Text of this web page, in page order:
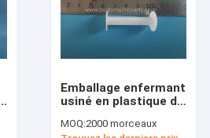
Emballage enfermant
usiné en plastique de
composants
MOQ:2000 morceaux